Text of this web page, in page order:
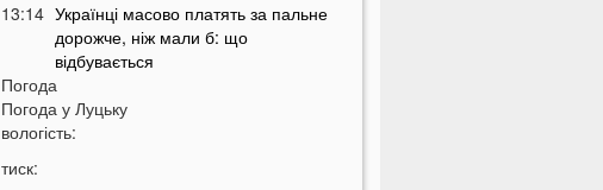
13:14 Українці масово платять за пальне
дорожче, ніж мали б: що
відбувається
12:45 Українців попередили про
повернення графіків відключень
світла
12:26
Погода
Погода у Луцьку
вологість:
тиск: